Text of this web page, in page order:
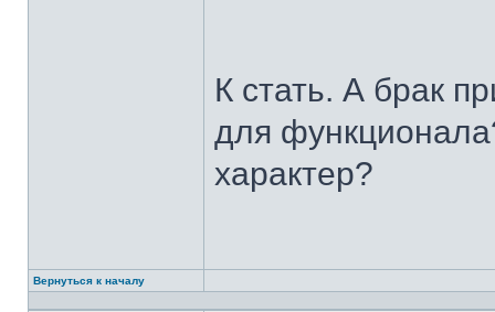
К стать. А брак
для
характер?
Вернуться к началу